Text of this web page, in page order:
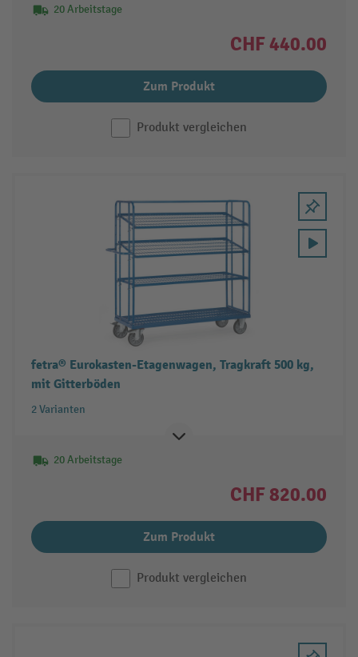
20 Arbeitstage
CHF 440.00
Zum Produkt
Produkt vergleichen
fetra® Eurokasten-Etagenwagen, Tragkraft 500 kg,
mit Gitterböden
2 Varianten
20 Arbeitstage
CHF 820.00
Zum Produkt
Produkt vergleichen